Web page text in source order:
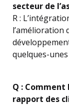
secteur de
R :
l’amélioration
quelques-
Q :
rapport des